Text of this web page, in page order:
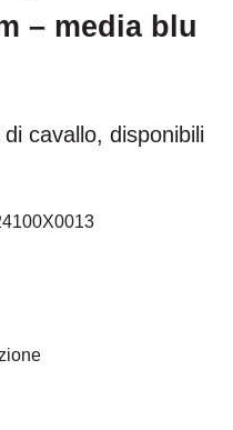
– media blu
cavallo, disponibili